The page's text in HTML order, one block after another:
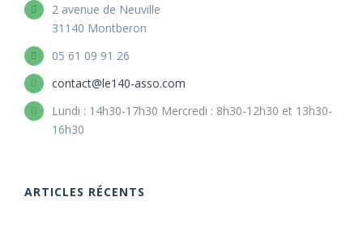
2 avenue de Neuville
31140 Montberon
05 61 09 91 26
contact@le140-asso.com
Lundi : 14h30-17h30 Mercredi : 8h30-12h30 et 13h30-
16h30
ARTICLES RÉCENTS